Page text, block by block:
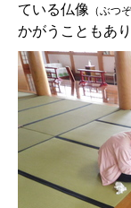
ている仏像 （ぶつ
かがうこともあり